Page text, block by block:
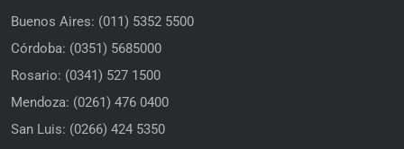
Buenos Aires: (011) 5352 5500
Córdoba: (0351) 5685000
Rosario: (0341) 527 1500
Mendoza: (0261) 476 0400
San Luis: (0266) 424 5350